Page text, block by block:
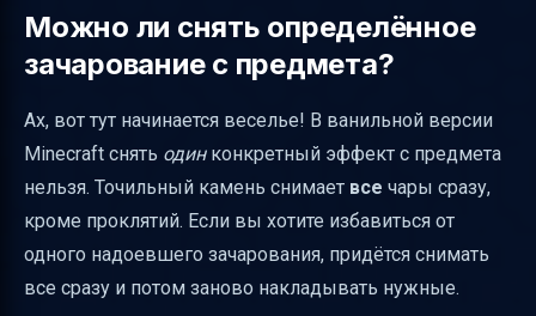
Можно ли снять определённое
зачарование с предмета?
Ах, вот тут начинается веселье! В ванильной версии
Minecraft снять одинконкретный эффект с предмета
нельзя. Точильный камень снимает все чары сразу,
кроме проклятий. Если вы хотите избавиться от
одного надоевшего зачарования, придётся снимать
все сразу и потом заново накладывать нужные.